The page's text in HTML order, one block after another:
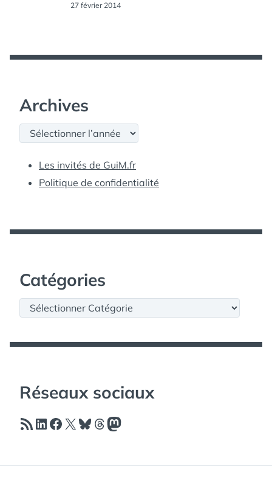
27 février 2014
Archives
Archives
Les invités de GuiM.fr
Politique de confidentialité
Catégories
Catégories
Réseaux sociaux
Flux RSSLinkedIn
Facebook
X Bluesky
Threads
Mastodon